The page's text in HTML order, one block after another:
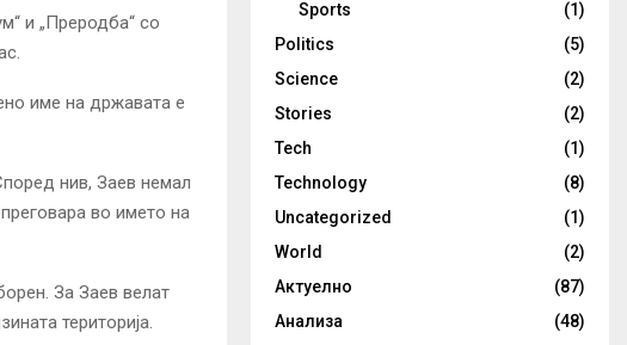
и „Преродба“ со
име на државата е
нив, Заев немал
во името на
За Заев велат
територија.
Sports
(1)
Politics
(5)
Science
(2)
Stories
(2)
Tech
(1)
Technology
(8)
Uncategorized
(1)
World
(2)
Актуелно
(87)
Анализа
(48)